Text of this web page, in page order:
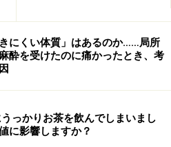
血が止まらなくなってしまう
凝固因子には多種類あります
はIX因子の欠損ないし活性低
～1万人に1人が発症してい
、不足した血液凝固因子を補
因子は大きなタンパク質なの
きにくい体質」はあるのか……局所
酔を受けたのに痛かったとき、考
っかりお茶を飲んでしまいまし
に影響しますか？